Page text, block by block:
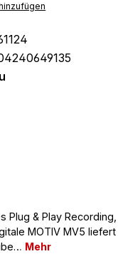
Plug & Play
MOTIV MV5
Mehr